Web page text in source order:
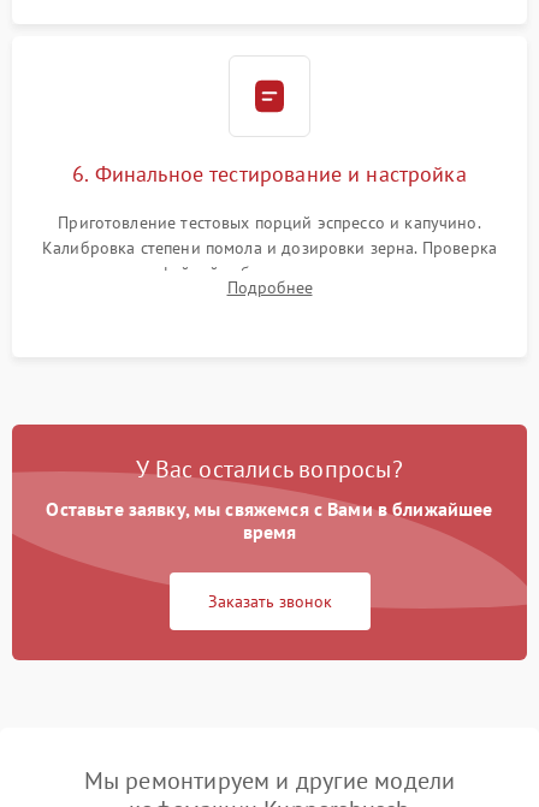
6. Финальное тестирование и настройка
Приготовление тестовых порций эспрессо и капучино.
Калибровка степени помола и дозировки зерна. Проверка
плотности кофейной таблетки, температуры напитка и
качества молочной пены. Контроль отсутствия посторонних
Подробнее
У Вас остались вопросы?
Оставьте заявку, мы свяжемся с Вами в ближайшее
время
Заказать звонок
Мы ремонтируем и другие модели